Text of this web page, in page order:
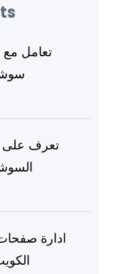
تعامل
تعرف على
ادارة